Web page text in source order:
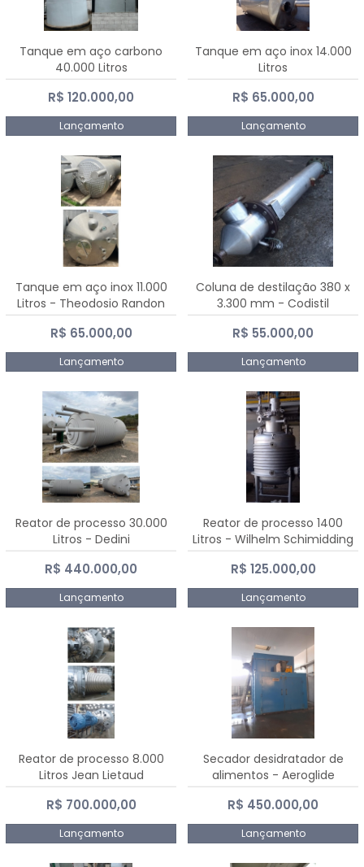
Tanque em aço carbono
40.000 Litros
R$ 120.000,00
Lançamento
Tanque em aço inox 14.000
Litros
R$ 65.000,00
Lançamento
Tanque em aço inox 11.000
Litros - Theodosio Randon
R$ 65.000,00
Lançamento
Coluna de destilação 380 x
3.300 mm - Codistil
R$ 55.000,00
Lançamento
Reator de processo 30.000
Litros - Dedini
R$ 440.000,00
Lançamento
Reator de processo 1400
Litros - Wilhelm Schimidding
R$ 125.000,00
Lançamento
Reator de processo 8.000
Litros Jean Lietaud
R$ 700.000,00
Lançamento
Secador desidratador de
alimentos - Aeroglide
R$ 450.000,00
Lançamento